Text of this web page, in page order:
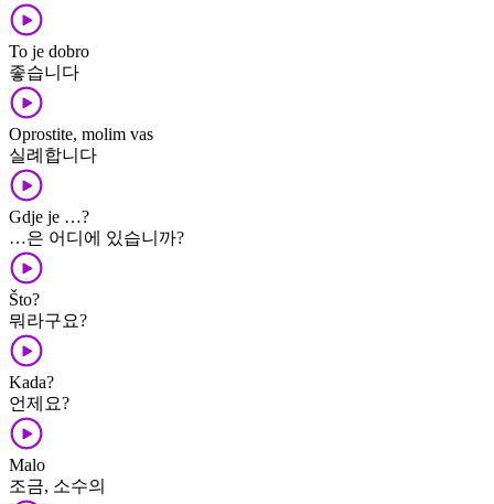
To je dobro
좋습니다
Oprostite, molim vas
실례합니다
Gdje je …?
…은 어디에 있습니까?
Što?
뭐라구요?
Kada?
언제요?
Malo
조금, 소수의